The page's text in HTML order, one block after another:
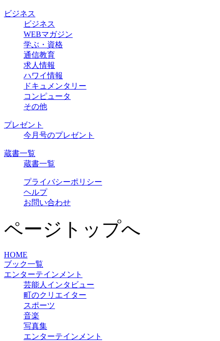
ビジネス
ビジネス
WEBマガジン
学ぶ・資格
通信教育
求人情報
ハワイ情報
ドキュメンタリー
コンピュータ
その他
プレゼント
今月号のプレゼント
蔵書一覧
蔵書一覧
プライバシーポリシー
ヘルプ
お問い合わせ
ページトップへ
HOME
ブック一覧
エンターテインメント
芸能人インタビュー
町のクリエイター
スポーツ
音楽
写真集
エンターテインメント